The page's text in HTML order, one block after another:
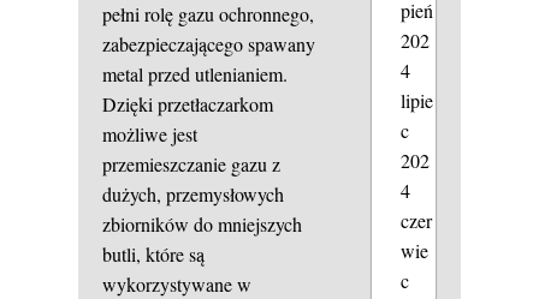
pełni rolę gazu ochronnego,
zabezpieczającego spawany
metal przed utlenianiem.
Dzięki przetłaczarkom
możliwe jest
przemieszczanie gazu z
dużych, przemysłowych
zbiorników do mniejszych
butli, które są
wykorzystywane w
pień
202
4
lipie
c
202
4
czer
wie
c